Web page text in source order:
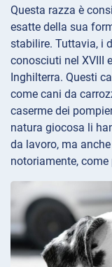
Questa razza è
esatte della sua
stabilire. Tuttavia, i
conosciuti nel XVIII
Inghilterra. Questi
come cani da
caserme dei
natura giocosa li
da lavoro, ma
notoriamente,